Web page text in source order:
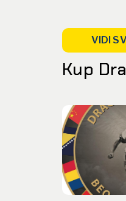
VIDI
Kup